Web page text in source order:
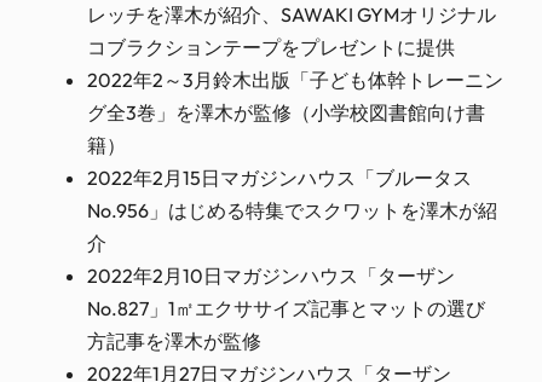
レッチを澤木が紹介、SAWAKI GYMオリジナル
コブラクションテープをプレゼントに提供
2022年2～3月鈴木出版「子ども体幹トレーニン
グ全3巻」を澤木が監修（小学校図書館向け書
籍）
2022年2月15日マガジンハウス「ブルータス
No.956」はじめる特集でスクワットを澤木が紹
介
2022年2月10日マガジンハウス「ターザン
No.827」1㎡エクササイズ記事とマットの選び
方記事を澤木が監修
2022年1月27日マガジンハウス「ターザン